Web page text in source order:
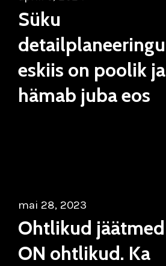
Süku
detailplaneeringu
eskiis on poolik ja
hämab juba eos
mai 28, 2023
Ohtlikud jäätmed
ON ohtlikud. Ka